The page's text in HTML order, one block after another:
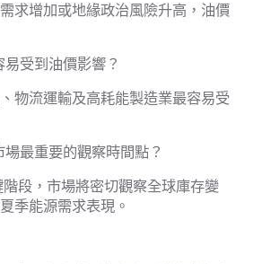
求增加或地緣政治風險升高，油價
受到油價影響？
物流運輸及高耗能製造業最容易受
最重要的觀察時間點？
段，市場將密切觀察全球庫存變
季能源需求表現。